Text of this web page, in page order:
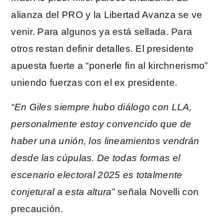
alianza del PRO y la Libertad Avanza se ve
venir. Para algunos ya está sellada. Para
otros restan definir detalles. El presidente
apuesta fuerte a “ponerle fin al kirchnerismo”
uniendo fuerzas con el ex presidente.
“En Giles siempre hubo diálogo con LLA,
personalmente estoy convencido que de
haber una unión, los lineamientos vendrán
desde las cúpulas. De todas formas el
escenario electoral 2025 es totalmente
conjetural a esta altura”señala Novelli con
precaución.